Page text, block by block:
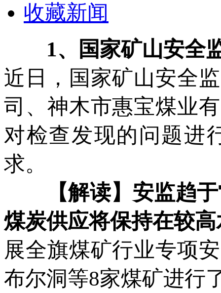
收藏新闻
1、国家矿山安全
近日，国家矿山安全
司、神木市惠宝煤业
对检查发现的问题进
求。
【解读】安监趋于
煤炭供应将保持在较
展全旗煤矿行业专项
布尔洞等8家煤矿进行